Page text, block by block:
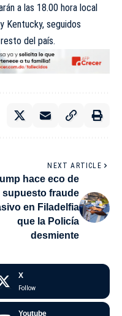
a las 18.00 hora local
Kentucky, seguidos
del país.
NEXT ARTICLE
hace eco de
supuesto fraude
en Filadelfia
que la Policía
desmiente
X
Follow
Youtube